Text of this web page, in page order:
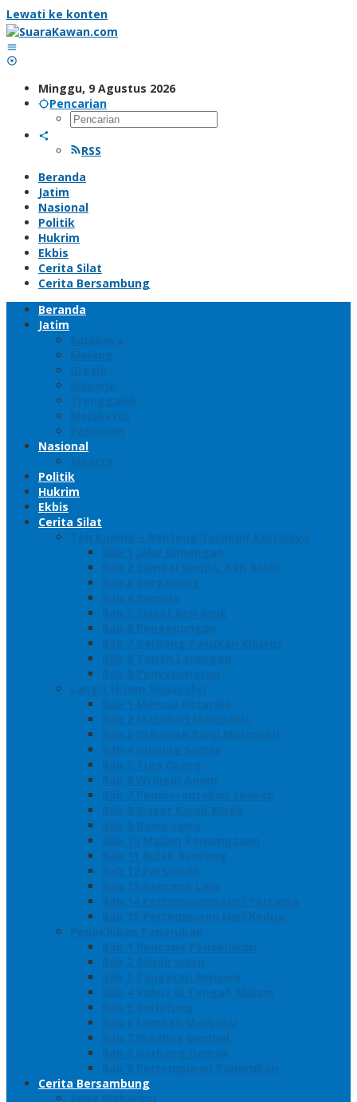
Lewati ke konten
Minggu, 9 Agustus 2026
Pencarian
RSS
Beranda
Jatim
Nasional
Politik
Hukrim
Ekbis
Cerita Silat
Cerita Bersambung
Beranda
Jatim
Surabaya
Malang
Gresik
Sidoarjo
Trenggalek
Mojokerto
Pasuruan
Nasional
Jakarta
Politik
Hukrim
Ekbis
Cerita Silat
Toh Kuning – Benteng Terakhir Kertajaya
Bab 1 Jalur Banengan
Bab 2 Sampai Jumpa, Ken Arok!
Bab 3 Bergabung
Bab 4 Perwira
Bab 5 Siasat Ken Arok
Bab 6 Pengepungan
Bab 7 Gerbang Pasukan Khusus
Bab 8 Tanah Larangan
Bab 9 Penyelamatan
Langit Hitam Majapahit
Bab 1 Menuju Kotaraja
Bab 2 Matahari Majapahit
Bab 3 Di Bawah Panji Majapahit
Bab 4 Gunung Semar
Bab 5 Tiga Orang
Bab 6 Wringin Anom
Bab 7 Pemberontakan Senyap
Bab 8 Siasat Gajah Mada
Bab 9 Rawa-rawa
Bab 10 Malam Penumpasan
Bab 11 Bulak Banteng
Bab 12 Persiapan
Bab 13 Rencana Lain
Bab 14 Pertempuran Hari Pertama
Bab 15 Pertempuran Hari Kedua
Penaklukan Panarukan
Bab 1 Rencana Penaklukan
Bab 2 Sabuk Inten
Bab 3 Pangeran Benawa
Bab 4 Kabut di Tengah Malam
Bab 5 Berhitung
Bab 6 Lembah Merbabu
Bab 7 Wedhus Gembel
Bab 8 Gerbang Demak
Bab 9 Pertempuran Panarukan
Cerita Bersambung
Sang Maharani